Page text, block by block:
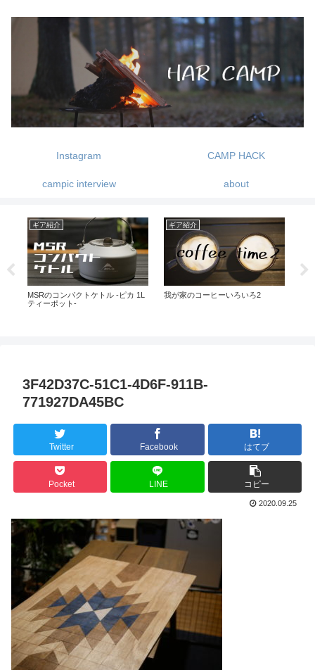
Instagram CAMP HACK
campic interview about
キャンプ
夜景と富士山を楽しめる -スリース
トーンキャンプ場-
ギア紹介
MUNIEQ【ミュニーク】の超コン
3F42D37C-51C1-4D6F-911B-
771927DA45BC
Twitter Facebook はてブ
Pocket LINE コピー
2020.09.25